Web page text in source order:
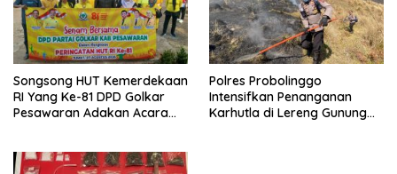
Songsong HUT Kemerdekaan
RI Yang Ke-81 DPD Golkar
Pesawaran Adakan Acara
Polres Probolinggo
Intensifkan Penanganan
Karhutla di Lereng Gunung